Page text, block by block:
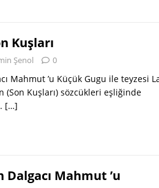
Kuşları
Şenol 0
Mahmut ’u Küçük Gugu ile teyzesi
(Son Kuşları) sözcükleri eşliğinde
[…]
Dalgacı Mahmut ’u